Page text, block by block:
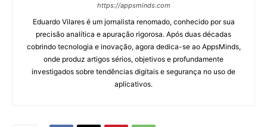
https://appsminds.com
Eduardo Vilares é um jornalista renomado, conhecido por sua
precisão analítica e apuração rigorosa. Após duas décadas
cobrindo tecnologia e inovação, agora dedica-se ao AppsMinds,
onde produz artigos sérios, objetivos e profundamente
investigados sobre tendências digitais e segurança no uso de
aplicativos.